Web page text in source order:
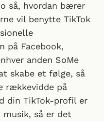
så, hvordan bærer
vil benytte TikTok
på Facebook,
anden SoMe
skabe et følge, så
rækkevidde på
din TikTok-profil er
så er det